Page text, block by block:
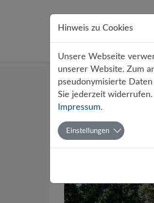
Startseite
Über uns Aktuelles
Hinweis zu Cookies
Unsere Webseite
unserer Website. Zum
pseudonymisierte
Sie jederzeit
Impressum.
Einstellungen